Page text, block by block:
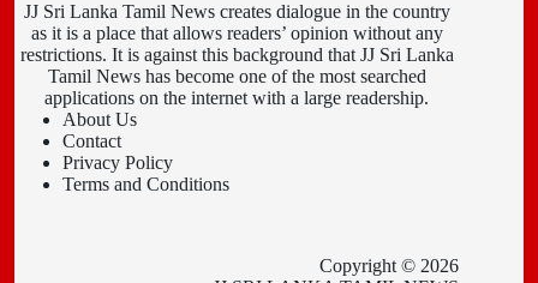
JJ Sri Lanka Tamil News creates dialogue in the country
as it is a place that allows readers’ opinion without any
restrictions. It is against this background that JJ Sri Lanka
Tamil News has become one of the most searched
applications on the internet with a large readership.
About Us
Contact
Privacy Policy
Terms and Conditions
Copyright © 2026